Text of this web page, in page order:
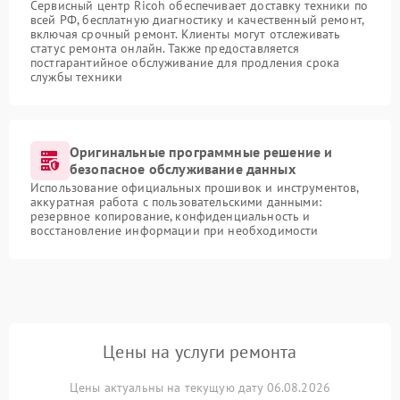
Сервисный центр Ricoh обеспечивает доставку техники по
всей РФ, бесплатную диагностику и качественный ремонт,
включая срочный ремонт. Клиенты могут отслеживать
статус ремонта онлайн. Также предоставляется
постгарантийное обслуживание для продления срока
службы техники
Оригинальные программные решение и
безопасное обслуживание данных
Использование официальных прошивок и инструментов,
аккуратная работа с пользовательскими данными:
резервное копирование, конфиденциальность и
восстановление информации при необходимости
Цены на услуги ремонта
Цены актуальны на текущую дату 06.08.2026